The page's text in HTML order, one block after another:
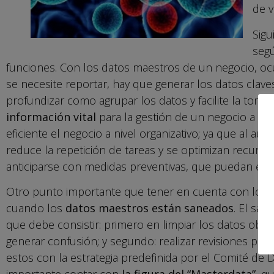
de
funciones. Con los datos maestros de un negocio,
se necesite reportar, hay que generar los datos
profundizar como agrupar los datos y facilite la toma
información vital para la gestión de un negocio a
eficiente el negocio a nivel organizativo; ya que al
reduce la repetición de tareas y se optimizan
anticiparse con medidas preventivas, que puedan
Otro punto importante que tener en cuenta con los
cuando los datos maestros están saneados. El
que debe consistir: primero en limpiar los datos
generar confusión; y segundo: realizar revisiones
estos con la estrategia predefinida por el Comité de